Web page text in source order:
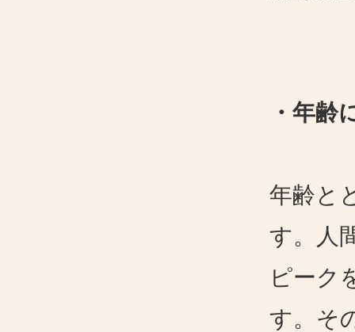
・年齢
年齢と
す。人
ピーク
す。そ